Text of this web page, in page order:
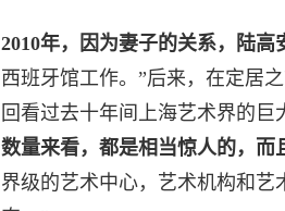
2010年，因为妻子的关系，陆高
西班牙馆工作。”后来，在定居
回看过去十年间上海艺术界的巨
数量来看，都是相当惊人的，而
界级的艺术中心，艺术机构和